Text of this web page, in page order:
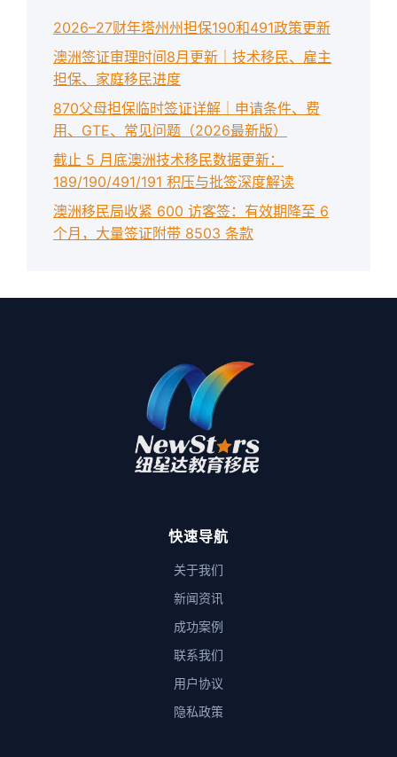
2026–27财年塔州州担保190和491政策更新
澳洲签证审理时间8月更新｜技术移民、雇主
担保、家庭移民进度
870父母担保临时签证详解｜申请条件、费
用、GTE、常见问题（2026最新版）
截止 5 月底澳洲技术移民数据更新：
189/190/491/191 积压与批签深度解读
澳洲移民局收紧 600 访客签：有效期降至 6
个月，大量签证附带 8503 条款
快速导航
关于我们
新闻资讯
成功案例
联系我们
用户协议
隐私政策